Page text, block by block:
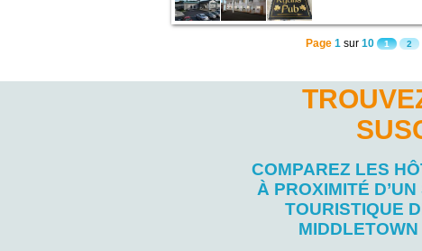
Page 1 sur 10 1 2
COMPAREZ LES
À PROXIMITÉ D’UN
TOURISTIQUE
MIDDLETOWN